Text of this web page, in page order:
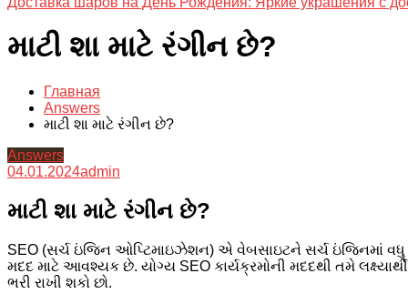
માટી શા માટે રંગીન છે?
Главная
Answers
માટી શા માટે રંગીન છે?
Answers
04.01.2024admin
માટી શા માટે રંગીન છે?
SEO (સર્ચ ઇંજિન ઓપ્ટિમાઇઝેશન) એ વેબસાઇટને સર્ચ ઇંજિનમાં
મદદ માટે આવશ્યક છે. યોગ્ય SEO કાર્યક્રમોની મદદથી તમે
ભરી રાખી શકો છો.